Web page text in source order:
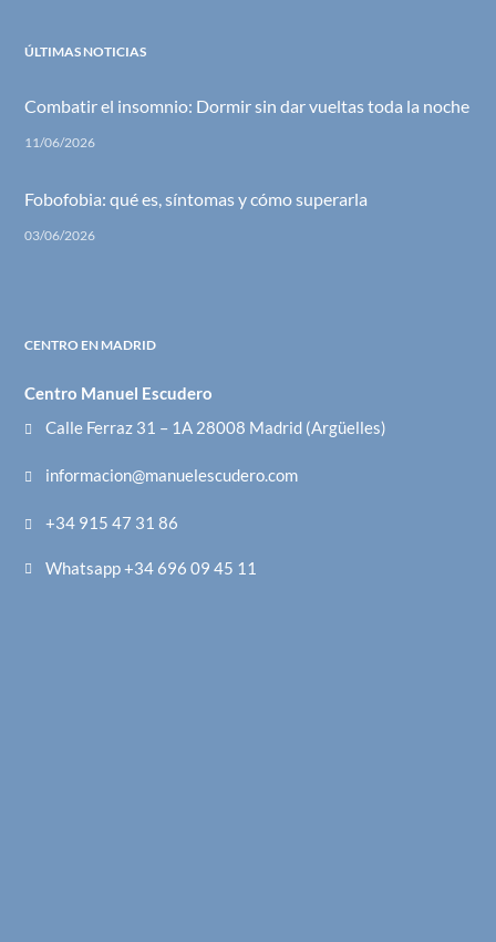
ÚLTIMAS NOTICIAS
Combatir el insomnio: Dormir sin dar vueltas toda la noche
11/06/2026
Fobofobia: qué es, síntomas y cómo superarla
03/06/2026
CENTRO EN MADRID
Centro Manuel Escudero
Calle Ferraz 31 – 1A 28008 Madrid (Argüelles)
informacion@manuelescudero.com
+34 915 47 31 86
Whatsapp +34 696 09 45 11